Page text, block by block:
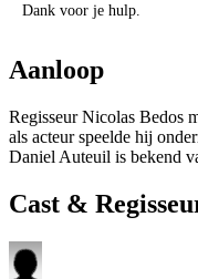
Dank voor je hulp.
Aanloop
Regisseur Nicolas Bedos
als acteur speelde hij
Daniel Auteuil is bekend
Cast &